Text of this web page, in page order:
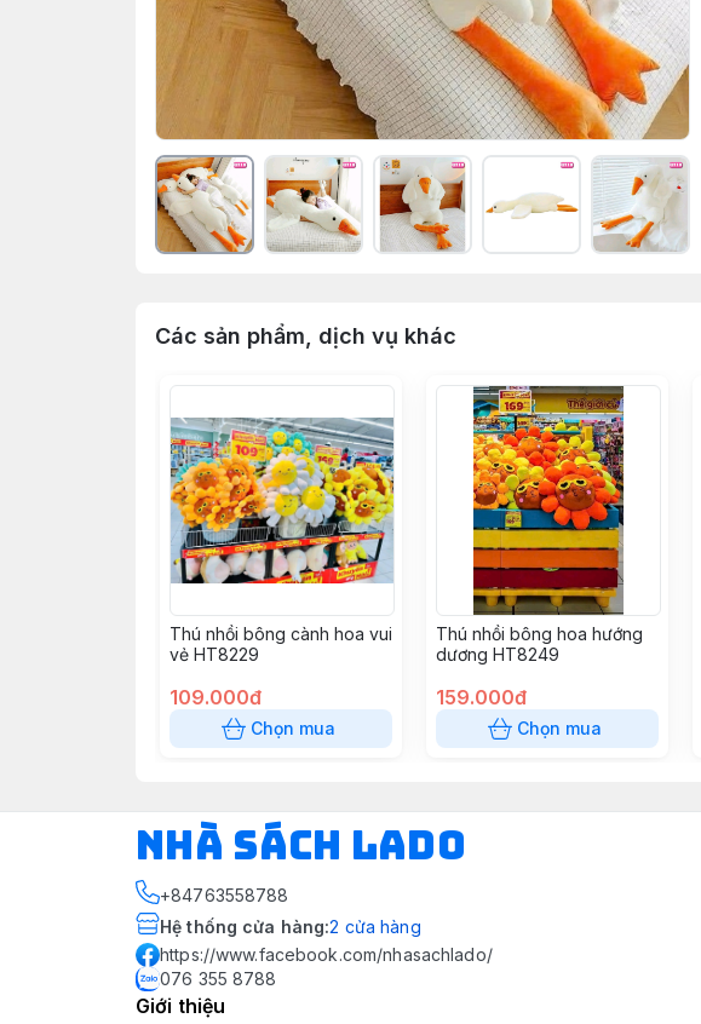
Các sản phẩm, dịch vụ khác
Thú nhồi bông cành hoa vui
vẻ HT8229
109.000đ
Chọn mua
Thú nhồi bông hoa hướng
dương HT8249
159.000đ
Chọn mua
NHÀ SÁCH LADO
+84763558788
Hệ thống cửa hàng:2 cửa hàng
https://www.facebook.com/nhasachlado/
076 355 8788
Giới thiệu